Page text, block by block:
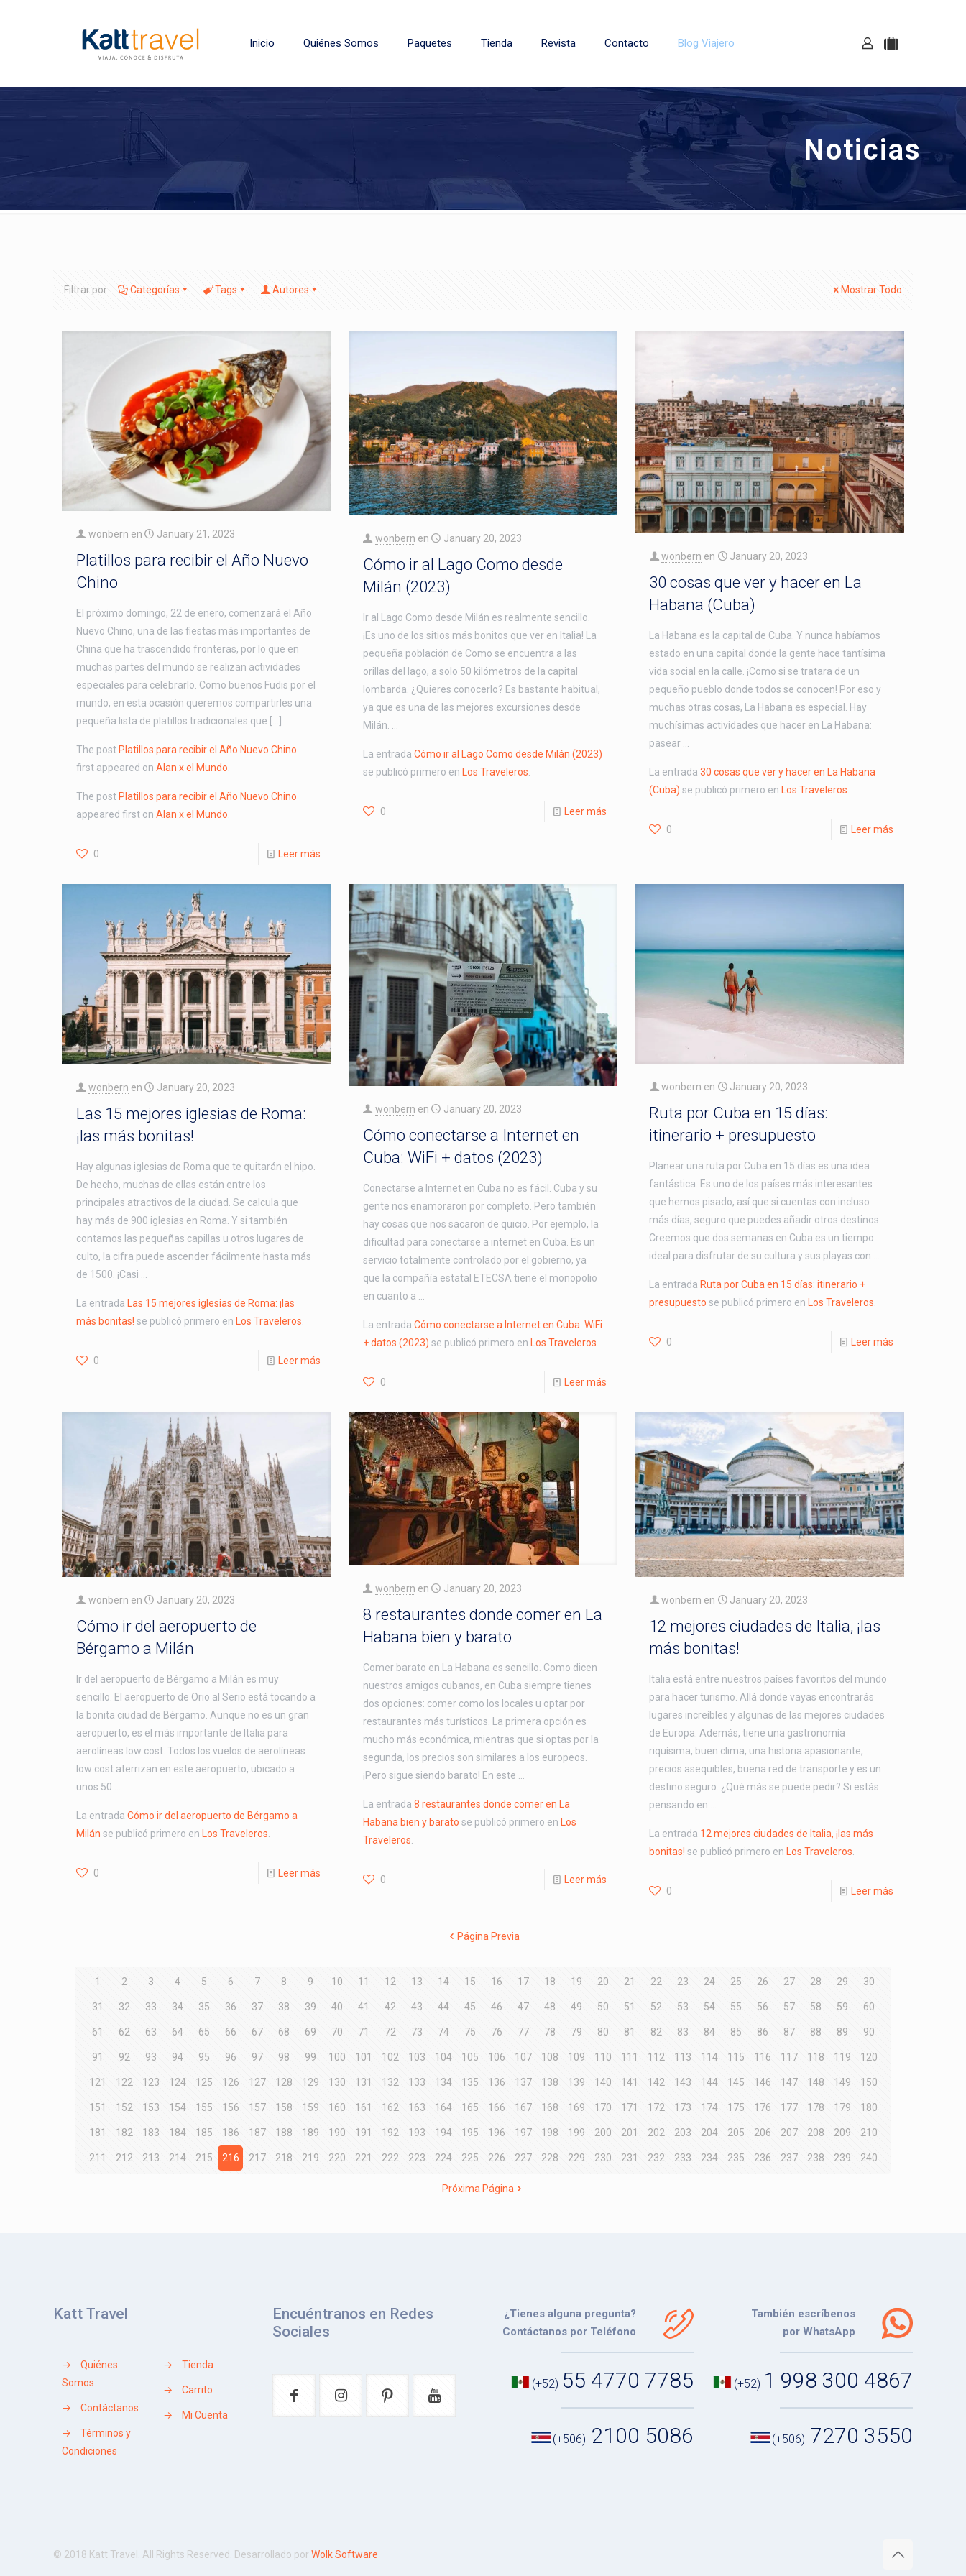
Inicio Quiénes Somos Paquetes Tienda Revista Contacto Blog Viajero
Noticias
Filtrar por Categorías Tags Autores Mostrar Todo
wonbern en January 21, 2023
Platillos para recibir el Año Nuevo
Chino
El próximo domingo, 22 de enero, comenzará el Año
Nuevo Chino, una de las fiestas más importantes de
China que ha trascendido fronteras, por lo que en
muchas partes del mundo se realizan actividades
especiales para celebrarlo. Como buenos Fudis por el
mundo, en esta ocasión queremos compartirles una
pequeña lista de platillos tradicionales que […]
The post Platillos para recibir el Año Nuevo Chino
first appeared on Alan x el Mundo
The post Platillos para recibir el Año Nuevo Chino
appeared first on Alan x el Mundo
0 Leer más
wonbern en January 20, 2023
Cómo ir al Lago Como desde
Milán (2023)
Ir al Lago Como desde Milán es realmente sencillo.
¡Es uno de los sitios más bonitos que ver en Italia! La
pequeña población de Como se encuentra a las
orillas del lago, a solo 50 kilómetros de la capital
lombarda. ¿Quieres conocerlo? Es bastante habitual,
ya que es una de las mejores excursiones desde
Milán. …
La entrada Cómo ir al Lago Como desde Milán (2023)
se publicó primero en Los Traveleros.
0 Leer más
wonbern en January 20, 2023
30 cosas que ver y hacer en La
Habana (Cuba)
La Habana es la capital de Cuba. Y nunca habíamos
estado en una capital donde la gente hace tantísima
vida social en la calle. ¡Como si se tratara de un
pequeño pueblo donde todos se conocen! Por eso y
muchas otras cosas, La Habana es especial. Hay
muchísimas actividades que hacer en La Habana:
pasear …
La entrada30 cosas que ver y hacer en La Habana
(Cuba) se publicó primero en Los Traveleros
0 Leer más
wonbern en January 20, 2023
Las 15 mejores iglesias de Roma:
¡las más bonitas!
Hay algunas iglesias de Roma que te quitarán el hipo.
De hecho, muchas de ellas están entre los
principales atractivos de la ciudad. Se calcula que
hay más de 900 iglesias en Roma. Y si también
contamos las pequeñas capillas u otros lugares de
culto, la cifra puede ascender fácilmente hasta más
de 1500. ¡Casi …
La entrada Las 15 mejores iglesias de Roma: ¡las
más bonitas! se publicó primero en Los Traveleros.
0 Leer más
wonbern en January 20, 2023
Cómo conectarse a Internet en
Cuba: WiFi + datos (2023)
Conectarse a Internet en Cuba no es fácil. Cuba y su
gente nos enamoraron por completo. Pero también
hay cosas que nos sacaron de quicio. Por ejemplo, la
dificultad para conectarse a internet en Cuba. Es un
servicio totalmente controlado por el gobierno, ya
que la compañía estatal ETECSA tiene el monopolio
en cuanto a …
La entrada Cómo conectarse a Internet en Cuba: WiFi
+ datos (2023) se publicó primero en Los Traveleros
0 Leer más
wonbern en January 20, 2023
Ruta por Cuba en 15 días:
itinerario + presupuesto
Planear una ruta por Cuba en 15 días es una idea
fantástica. Es uno de los países más interesantes
que hemos pisado, así que si cuentas con incluso
más días, seguro que puedes añadir otros destinos.
Creemos que dos semanas en Cuba es un tiempo
ideal para disfrutar de su cultura y sus playas con …
La entrada Ruta por Cuba en 15 días: itinerario +
presupuesto se publicó primero en Los Traveleros
0 Leer más
wonbern en January 20, 2023
Cómo ir del aeropuerto de
Bérgamo a Milán
Ir del aeropuerto de Bérgamo a Milán es muy
sencillo. El aeropuerto de Orio al Serio está tocando a
la bonita ciudad de Bérgamo. Aunque no es un gran
aeropuerto, es el más importante de Italia para
aerolíneas low cost. Todos los vuelos de aerolíneas
low cost aterrizan en este aeropuerto, ubicado a
unos 50 …
La entrada Cómo ir del aeropuerto de Bérgamo a
Milán se publicó primero en Los Traveleros.
0 Leer más
wonbern en January 20, 2023
8 restaurantes donde comer en La
Habana bien y barato
Comer barato en La Habana es sencillo. Como dicen
nuestros amigos cubanos, en Cuba siempre tienes
dos opciones: comer como los locales u optar por
restaurantes más turísticos. La primera opción es
mucho más económica, mientras que si optas por la
segunda, los precios son similares a los europeos.
¡Pero sigue siendo barato! En este …
La entrada 8 restaurantes donde comer en La
Habana bien y barato se publicó primero en
Los
Traveleros
0 Leer más
wonbern en January 20, 2023
12 mejores ciudades de Italia, ¡las
más bonitas!
Italia está entre nuestros países favoritos del mundo
para hacer turismo. Allá donde vayas encontrarás
lugares increíbles y algunas de las mejores ciudades
de Europa. Además, tiene una gastronomía
riquísima, buen clima, una historia apasionante,
precios asequibles, buena red de transporte y es un
destino seguro. ¿Qué más se puede pedir? Si estás
pensando en …
La entrada 12 mejores ciudades de Italia, ¡las más
bonitas! se publicó primero en Los Traveleros.
0 Leer más
Página Previa
1 2 3 4 5 6 7 8 9 10 11 12 13 14 15 16 17 18 19 20 21 22 23 24 25 26 27 28 29 30
31 32 33 34 35 36 37 38 39 40 41 42 43 44 45 46 47 48 49 50 51 52 53 54 55 56 57 58 59 60
61 62 63 64 65 66 67 68 69 70 71 72 73 74 75 76 77 78 79 80 81 82 83 84 85 86 87 88 89 90
91 92 93 94 95 96 97 98 99 100 101 102 103 104 105 106 107 108 109 110 111 112 113 114 115 116 117 118 119 120
121 122 123 124 125 126 127 128 129 130 131 132 133 134 135 136 137 138 139 140 141 142 143 144 145 146 147 148 149 150
151 152 153 154 155 156 157 158 159 160 161 162 163 164 165 166 167 168 169 170 171 172 173 174 175 176 177 178 179 180
181 182 183 184 185 186 187 188 189 190 191 192 193 194 195 196 197 198 199 200 201 202 203 204 205 206 207 208 209 210
211 212 213 214 215 216 217 218 219 220 221 222 223 224 225 226 227 228 229 230 231 232 233 234 235 236 237 238 239 240
Próxima Página
Katt Travel
→
Quiénes
Somos
→ Contáctanos
→
Términos y
Condiciones
→ Tienda
→ Carrito
→ Mi Cuenta
Encuéntranos en Redes
Sociales
¿Tienes alguna pregunta?
Contáctanos por Teléfono
(+52) 55 4770 7785
(+506) 2100 5086
También escríbenos
por WhatsApp
(+52) 1 998 300 4867
(+506) 7270 3550
© 2018 Katt Travel. All Rights Reserved. Desarrollado por Wolk Software